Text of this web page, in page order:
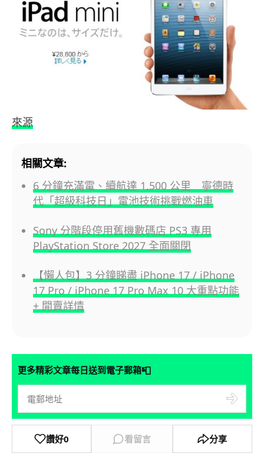
來源
相關文章:
6 分鐘充滿電、續航達 1,500 公里 寧德時
代「超級科技日」電池技術挑戰燃油車
Sony 分階段停用舊機數碼店 PS3 專用
PlayStation Store 2027 全面關閉
【懶人包】3 分鐘睇盡 iPhone 17 / iPhone
17 Pro / iPhone 17 Pro Max 10 大重點功能
+ 開賣詳情
更多精彩文章每日送到電子郵箱📮
讚好0 看留言 分享